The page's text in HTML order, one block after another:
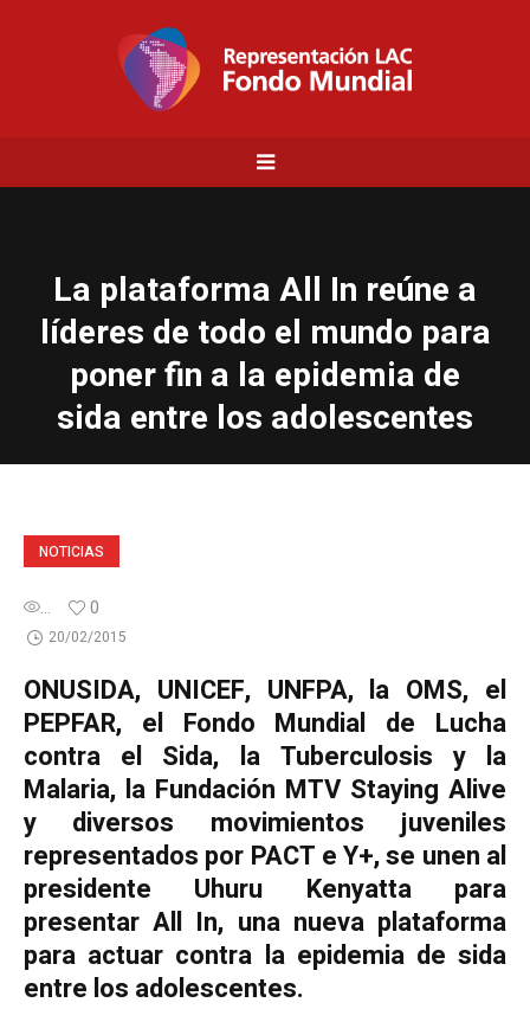
La plataforma All In reúne a
líderes de todo el mundo para
poner fin a la epidemia de
sida entre los adolescentes
NOTICIAS
... 0
20/02/2015
ONUSIDA, UNICEF, UNFPA, la OMS, el
PEPFAR, el Fondo Mundial de Lucha
contra el Sida, la Tuberculosis y la
Malaria, la Fundación MTV Staying Alive
y diversos movimientos juveniles
representados por PACT e Y+, se unen al
presidente Uhuru Kenyatta para
presentar All In, una nueva plataforma
para actuar contra la epidemia de sida
entre los adolescentes.